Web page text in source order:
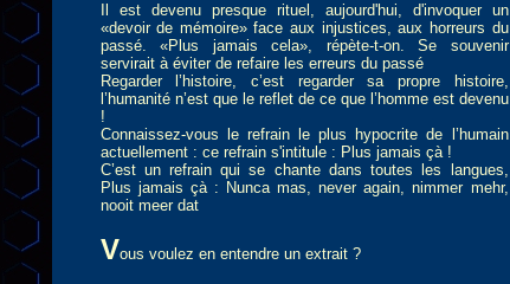
Il est devenu presque rituel, aujourd'hui, d'invoquer un
«devoir de mémoire» face aux injustices, aux horreurs du
passé. «Plus jamais cela», répète-t-on. Se souvenir
servirait à éviter de refaire les erreurs du passé
Regarder l’histoire, c’est regarder sa propre histoire,
l’humanité n’est que le reflet de ce que l’homme est devenu
!
Connaissez-vous le refrain le plus hypocrite de l’humain
actuellement : ce refrain s'intitule : Plus jamais çà !
C’est un refrain qui se chante dans toutes les langues,
Plus jamais çà : Nunca mas, never again, nimmer mehr,
nooit meer dat
Vous voulez en entendre un extrait ?